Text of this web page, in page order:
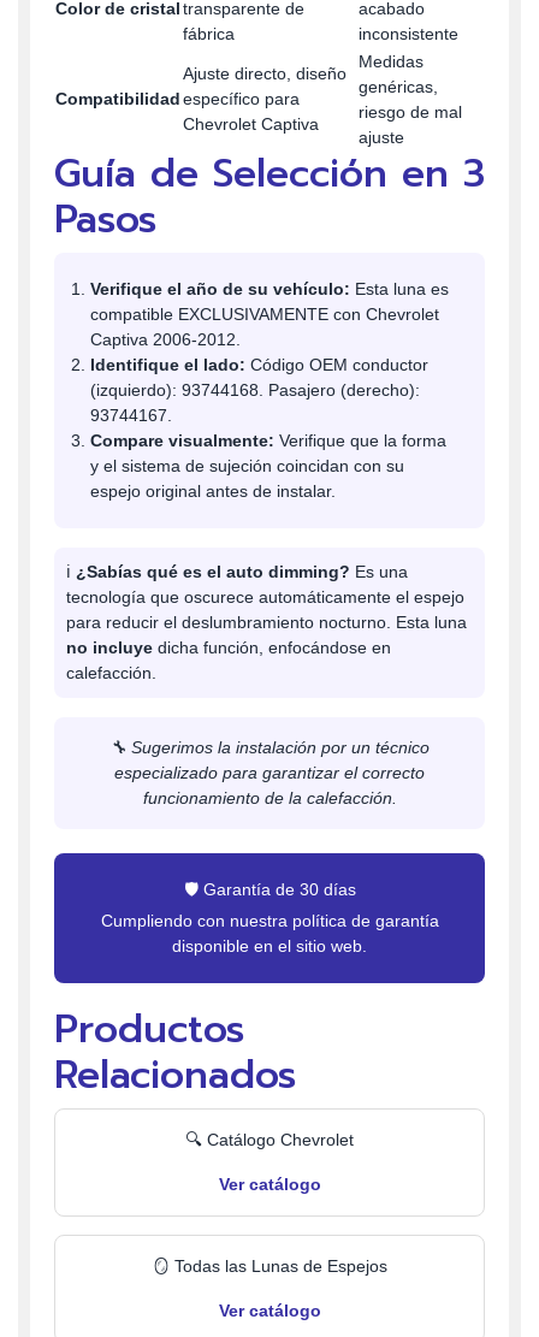
Color de cristaltransparente de
fábrica
acabado
inconsistente
Compatibilidad
Ajuste directo, diseño
específico para
Chevrolet Captiva
Medidas
genéricas,
riesgo de mal
ajuste
Guía de Selección en 3
Pasos
Verifique el año de su vehículo: Esta luna es
compatible EXCLUSIVAMENTE con Chevrolet
Captiva 2006-2012.
Identifique el lado: Código OEM conductor
(izquierdo): 93744168. Pasajero (derecho):
93744167.
Compare visualmente: Verifique que la forma
y el sistema de sujeción coincidan con su
espejo original antes de instalar.
ℹ️ ¿Sabías qué es el auto dimming? Es una
tecnología que oscurece automáticamente el espejo
para reducir el deslumbramiento nocturno. Esta luna
no incluye dicha función, enfocándose en
calefacción.
🔧 Sugerimos la instalación por un técnico
especializado para garantizar el correcto
funcionamiento de la calefacción.
🛡️ Garantía de 30 días
Cumpliendo con nuestra política de garantía
disponible en el sitio web.
Productos
Relacionados
🔍 Catálogo Chevrolet
Ver catálogo
🪞 Todas las Lunas de Espejos
Ver catálogo